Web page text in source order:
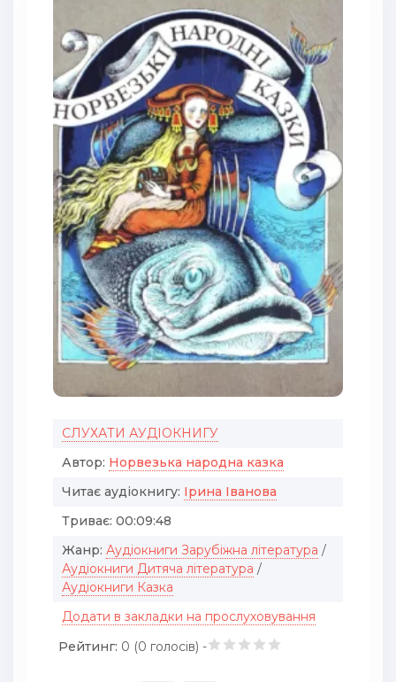
СЛУХАТИ АУДІОКНИГУ
Автор: Норвезька народна казка
Читає аудіокнигу: Ірина Іванова
Триває: 00:09:48
Жанр: Аудіокниги Зарубіжна література /
Аудіокниги Дитяча література /
Аудіокниги Казка
Додати в закладки на прослуховування
Рейтинг: 0 (0 голосів) -